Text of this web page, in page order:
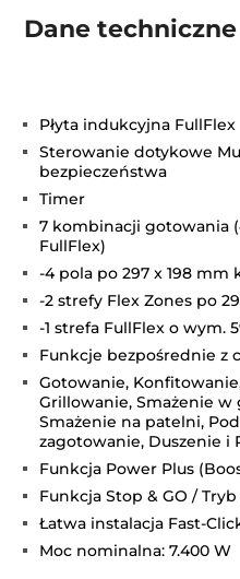
Dane techniczne
Płyta indukcyjna FullFlex
Sterowanie dotykowe
bezpieczeństwa
Timer
7 kombinacji gotowania
FullFlex)
-4 pola po 297 x 198 mm
-2 strefy Flex Zones po
-1 strefa FullFlex o wym.
Funkcje bezpośrednie z
Gotowanie,
Grillowanie, Smażenie w
Smażenie na patelni,
zagotowanie, Duszenie i
Funkcja Power Plus
Funkcja Stop & GO /
Łatwa instalacja Fast-
Moc nominalna: 7.400 W